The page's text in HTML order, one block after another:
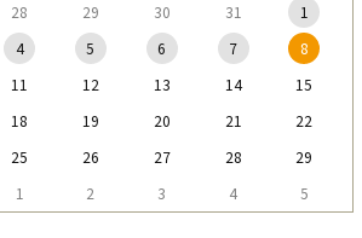
28 29 30 31
1
4 5 6 7
8
11 12 13 14
15
18 19 20 21
22
25 26 27 28
29
1 2 3 4 5